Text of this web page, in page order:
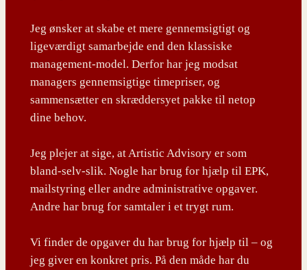
Jeg ønsker at skabe et mere gennemsigtigt og
ligeværdigt samarbejde end den klassiske
management-model. Derfor har jeg modsat
managers gennemsigtige timepriser, og
sammensætter en skræddersyet pakke til netop
dine behov.
Jeg plejer at sige, at Artistic Advisory er som
bland-selv-slik. Nogle har brug for hjælp til EPK,
mailstyring eller andre administrative opgaver.
Andre har brug for samtaler i et trygt rum.
Vi finder de opgaver du har brug for hjælp til – og
jeg giver en konkret pris. På den måde har du